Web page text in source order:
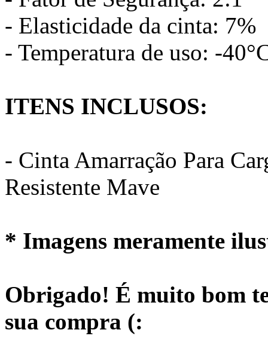
- Elasticidade da cinta: 7%
- Temperatura de uso: -
ITENS INCLUSOS:
- Cinta Amarração Para
Resistente Mave
* Imagens meramente
Obrigado! É muito bom
sua compra (: